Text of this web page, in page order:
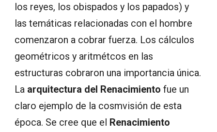
los reyes, los obispados y los papados) y
las temáticas relacionadas con el hombre
comenzaron a cobrar fuerza. Los cálculos
geométricos y aritmétcos en las
estructuras cobraron una importancia única.
La arquitectura del Renacimiento fue un
claro ejemplo de la cosmvisión de esta
época. Se cree que el Renacimiento